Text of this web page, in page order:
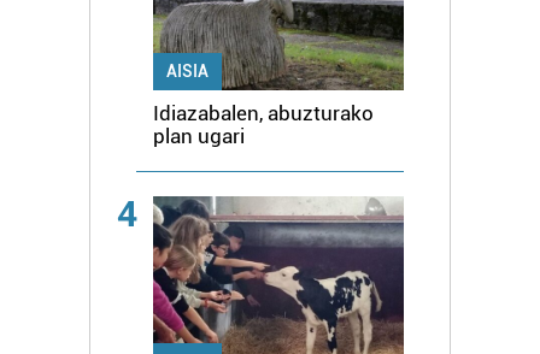
AISIA
Idiazabalen, abuzturako
plan ugari
4